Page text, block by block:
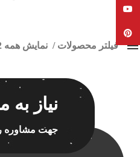
فیلتر محصولات
نمایش همه 2 نتیجه
فقط نمایش محصولات فروش
نیاز به
جهت مشاوره